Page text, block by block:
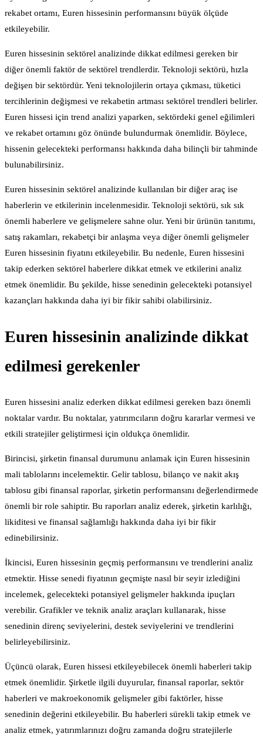
rekabet ortamı, Euren hissesinin performansını büyük ölçüde
etkileyebilir.
Euren hissesinin sektörel analizinde dikkat edilmesi gereken bir
diğer önemli faktör de sektörel trendlerdir. Teknoloji sektörü, hızla
değişen bir sektördür. Yeni teknolojilerin ortaya çıkması, tüketici
tercihlerinin değişmesi ve rekabetin artması sektörel trendleri belirler.
Euren hissesi için trend analizi yaparken, sektördeki genel eğilimleri
ve rekabet ortamını göz önünde bulundurmak önemlidir. Böylece,
hissenin gelecekteki performansı hakkında daha bilinçli bir tahminde
bulunabilirsiniz.
Euren hissesinin sektörel analizinde kullanılan bir diğer araç ise
haberlerin ve etkilerinin incelenmesidir. Teknoloji sektörü, sık sık
önemli haberlere ve gelişmelere sahne olur. Yeni bir ürünün tanıtımı,
satış rakamları, rekabetçi bir anlaşma veya diğer önemli gelişmeler
Euren hissesinin fiyatını etkileyebilir. Bu nedenle, Euren hissesini
takip ederken sektörel haberlere dikkat etmek ve etkilerini analiz
etmek önemlidir. Bu şekilde, hisse senedinin gelecekteki potansiyel
kazançları hakkında daha iyi bir fikir sahibi olabilirsiniz.
Euren hissesinin analizinde dikkat
edilmesi gerekenler
Euren hissesini analiz ederken dikkat edilmesi gereken bazı önemli
noktalar vardır. Bu noktalar, yatırımcıların doğru kararlar vermesi ve
etkili stratejiler geliştirmesi için oldukça önemlidir.
Birincisi, şirketin finansal durumunu anlamak için Euren hissesinin
mali tablolarını incelemektir. Gelir tablosu, bilanço ve nakit akış
tablosu gibi finansal raporlar, şirketin performansını değerlendirmede
önemli bir role sahiptir. Bu raporları analiz ederek, şirketin karlılığı,
likiditesi ve finansal sağlamlığı hakkında daha iyi bir fikir
edinebilirsiniz.
İkincisi, Euren hissesinin geçmiş performansını ve trendlerini analiz
etmektir. Hisse senedi fiyatının geçmişte nasıl bir seyir izlediğini
incelemek, gelecekteki potansiyel gelişmeler hakkında ipuçları
verebilir. Grafikler ve teknik analiz araçları kullanarak, hisse
senedinin direnç seviyelerini, destek seviyelerini ve trendlerini
belirleyebilirsiniz.
Üçüncü olarak, Euren hissesi etkileyebilecek önemli haberleri takip
etmek önemlidir. Şirketle ilgili duyurular, finansal raporlar, sektör
haberleri ve makroekonomik gelişmeler gibi faktörler, hisse
senedinin değerini etkileyebilir. Bu haberleri sürekli takip etmek ve
analiz etmek, yatırımlarınızı doğru zamanda doğru stratejilerle